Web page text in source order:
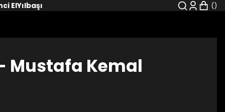
ElYılbaşı
Mustafa Kemal